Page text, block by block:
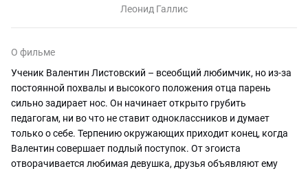
Леонид Галлис
О фильме
Ученик Валентин Листовский – всеобщий любимчик, но из-за
постоянной похвалы и высокого положения отца парень
сильно задирает нос. Он начинает открыто грубить
педагогам, ни во что не ставит одноклассников и думает
только о себе. Терпению окружающих приходит конец, когда
Валентин совершает подлый поступок. От эгоиста
отворачивается любимая девушка, друзья объявляют ему